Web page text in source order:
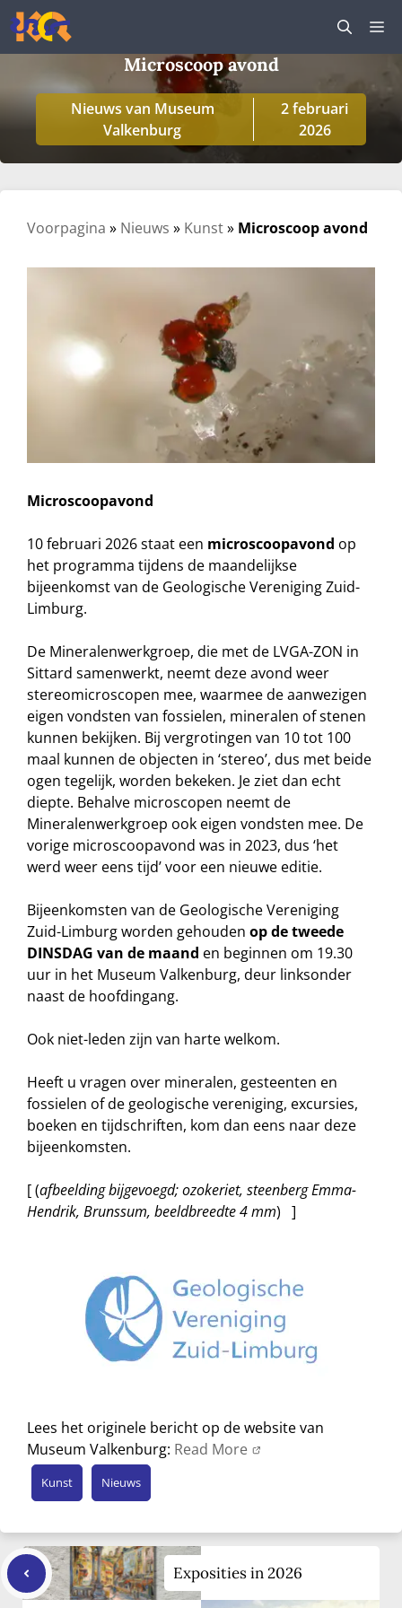
Ga
naar
de
Microscoop avond
Nieuws van Museum
Valkenburg
2 februari
2026
Voorpagina » Nieuws » Kunst» Microscoop avond
Microscoopavond
10 februari 2026 staat een microscoopavond op
het programma tijdens de maandelijkse
bijeenkomst van de Geologische Vereniging Zuid-
Limburg.
De Mineralenwerkgroep, die met de LVGA-ZON in
Sittard samenwerkt, neemt deze avond weer
stereomicroscopen mee, waarmee de aanwezigen
eigen vondsten van fossielen, mineralen of stenen
kunnen bekijken. Bij vergrotingen van 10 tot 100
maal kunnen de objecten in ‘stereo’, dus met beide
ogen tegelijk, worden bekeken. Je ziet dan echt
diepte. Behalve microscopen neemt de
Mineralenwerkgroep ook eigen vondsten mee. De
vorige microscoopavond was in 2023, dus ‘het
werd weer eens tijd’ voor een nieuwe editie.
Bijeenkomsten van de Geologische Vereniging
Zuid-Limburg worden gehouden op de tweede
DINSDAG van de maand en beginnen om 19.30
uur in het Museum Valkenburg, deur linksonder
naast de hoofdingang.
Ook niet-leden zijn van harte welkom.
Heeft u vragen over mineralen, gesteenten en
fossielen of de geologische vereniging, excursies,
boeken en tijdschriften, kom dan eens naar deze
bijeenkomsten.
[ (afbeelding bijgevoegd; ozokeriet, steenberg Emma-
Hendrik, Brunssum, beeldbreedte 4 mm) ]
Lees het originele bericht op de website van
Museum Valkenburg: Read More
Kunst Nieuws
Exposities in 2026